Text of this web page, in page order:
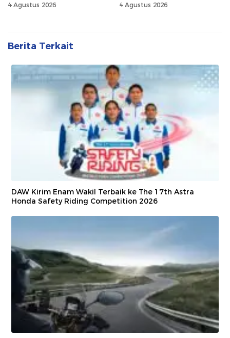
4 Agustus 2026 4 Agustus 2026
Berita Terkait
DAW Kirim Enam Wakil Terbaik ke The 17th Astra
Honda Safety Riding Competition 2026